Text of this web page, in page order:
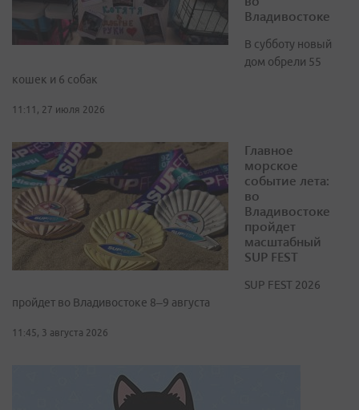
Владивостоке
В субботу новый
дом обрели 55
кошек и 6 собак
11:11, 27 июля 2026
Главное
морское
событие лета:
во
Владивостоке
пройдет
масштабный
SUP FEST
SUP FEST 2026
пройдет во Владивостоке 8–9 августа
11:45, 3 августа 2026